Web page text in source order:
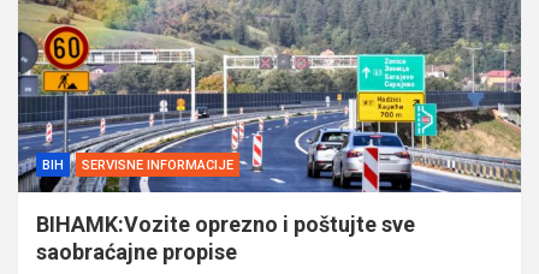
BIH SERVISNE INFORMACIJE
BIHAMK:Vozite oprezno i poštujte sve
saobraćajne propise